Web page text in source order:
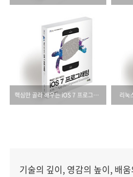
핵심만 골라 배우는 iOS 7 프로그래밍 리눅
기술의 깊이, 영감의 높이, 배